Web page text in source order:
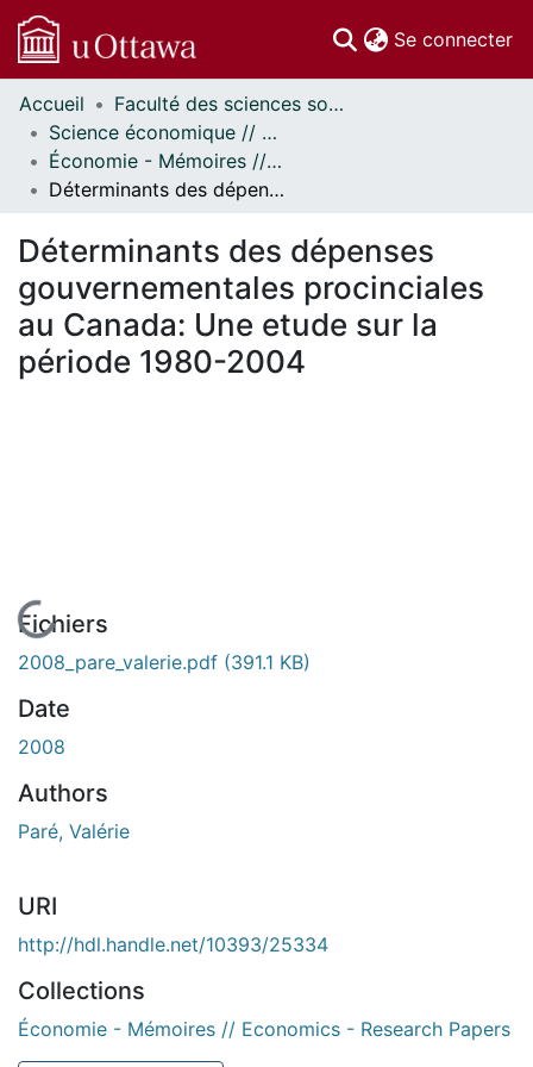
Se connecter
Communautés
et collections
Parcourir
Statistiques
À propos
Accueil
Faculté des sciences sociales // Faculty of Social Sciences
Science économique // Economics
Économie - Mémoires // Economics - Research Papers
Déterminants des dépenses gouvernementales procinciales au Canada: Une etude sur la période 1980-2004
Déterminants des dépenses
gouvernementales procinciales
au Canada: Une etude sur la
période 1980-2004
En cours de chargement...
Fichiers
2008_pare_valerie.pdf (391.1 KB)
Date
2008
Authors
Paré, Valérie
URI
http://hdl.handle.net/10393/25334
Collections
Économie - Mémoires // Economics - Research Papers